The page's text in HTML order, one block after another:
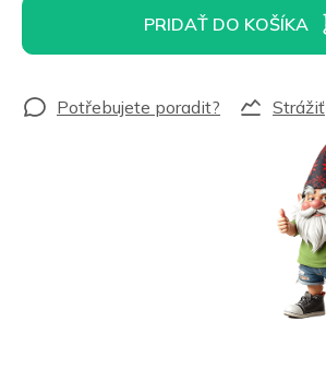
PRIDAŤ DO KOŠÍKA
Strážiť